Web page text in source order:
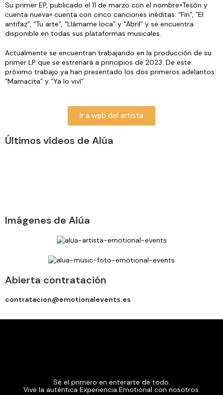
Su primer EP, publicado el 11 de marzo con el nombre»Tesón y
cuenta nueva» cuenta con cinco canciones inéditas: “Fin”, ”El
antifaz”, “Tu arte”, “Llámame loca” y “Abril” y se encuentra
disponible en todas sus plataformas musicales.
Actualmente se encuentran trabajando en la producción de su
primer LP que se estrenará a principios de 2023. De este
próximo trabajo ya han presentado los dos primeros adelantos:
“Mamacita” y “Ya lo viví”.
Ir a web del artista
Últimos vídeos de Alúa
Imágenes de Alúa
Abierta contratación
contratacion@emotionalevents.es
Sé el primero en enterarte de todo.
Vive la auténtica Experiencia Emotional con nosotros.